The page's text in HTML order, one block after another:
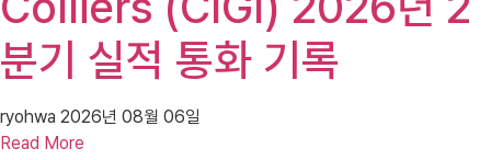
분기 실적 통화 기록
ryohwa 2026년 08월 06일
Read More